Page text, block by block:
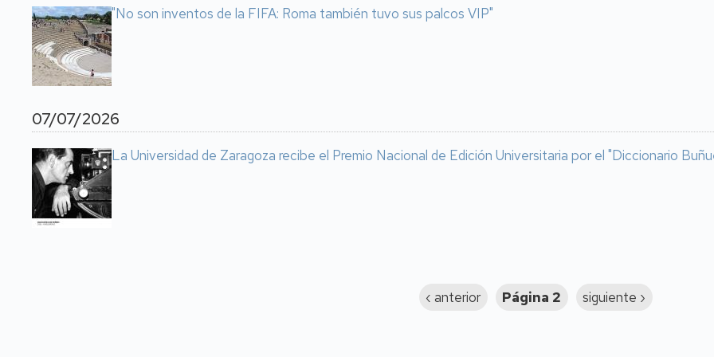
"No son inventos de la FIFA: Roma también tuvo sus palcos VIP"
07/07/2026
La Universidad de Zaragoza recibe el Premio Nacional de Edición Universitaria por el "Diccionario
Página
‹ anterior Página 2
Siguiente
siguiente ›